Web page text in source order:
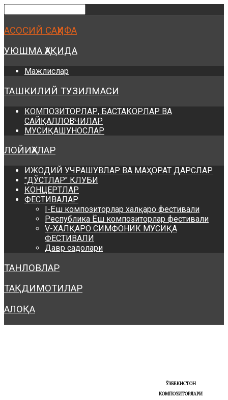
АСОСИЙ САҲИФА
УЮШМА ҲАҚИДА
Мажлислар
ТАШКИЛИЙ ТУЗИЛМАСИ
КОМПОЗИТОРЛАР, БАСТАКОРЛАР ВА
САЙҚАЛЛОВЧИЛАР
МУСИҚАШУНОСЛАР
ЛОЙИҲАЛАР
ИЖОДИЙ УЧРАШУВЛАР ВА МАҲОРАТ ДАРСЛАР
"ДЎСТЛАР" КЛУБИ
КОНЦЕРТЛАР
ФЕСТИВАЛАР
I-Ёш композиторлар халқаро фестивали
Республика Ёш композиторлар фестивали
V-ХАЛҚАРО СИМФОНИК МУСИҚА
ФЕСТИВАЛИ
Давр садолари
ТАНЛОВЛАР
ТАҚДИМОТИЛАР
АЛОҚА
ЎЗБЕКИСТОН
КОМПОЗИТОРЛАРИ
Предыдущий
год
Предыдущий
месяц
Следующий
год
Следующий
месяц